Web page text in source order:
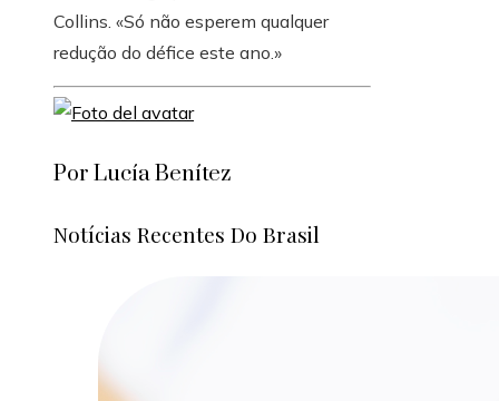
Collins. «Só não esperem qualquer
redução do défice este ano.»
Por Lucía Benítez
Notícias Recentes Do Brasil